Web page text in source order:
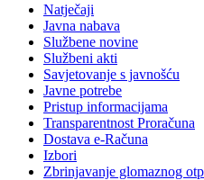
Natječaji
Javna nabava
Službene novine
Službeni akti
Savjetovanje s javnošću
Javne potrebe
Pristup informacijama
Transparentnost Proračuna
Dostava e-Računa
Izbori
Zbrinjavanje glomaznog